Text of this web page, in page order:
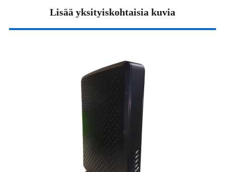
Lisää yksityiskohtaisia ​​kuvia